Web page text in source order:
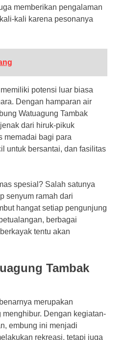
memberikan pengalaman
kali karena pesonanya
potensi luar biasa
Dengan hamparan air
Watuagung Tambak
dari hiruk-pikuk
memadai bagi para
untuk bersantai, dan fasilitas
spesial? Salah satunya
senyum ramah dari
hangat setiap pengunjung
berbagai
tentu akan
Tambak
merupakan
Dengan kegiatan-
embung ini menjadi
rekreasi, tetapi juga